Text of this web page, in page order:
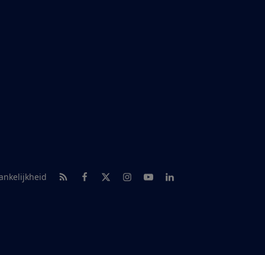
RSS-feed nieuws
Facebook
TwitterInstagram
YoutubeLinkedIn